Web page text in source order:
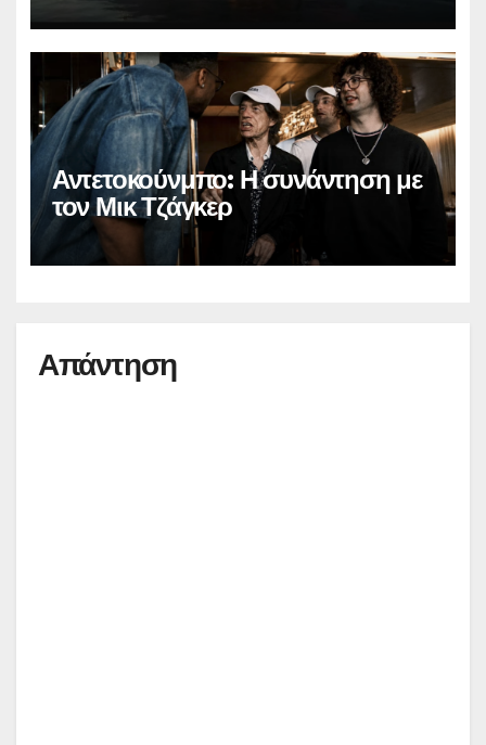
Αντετοκούνμπο: Η συνάντηση με
τον Μικ Τζάγκερ
Απάντηση